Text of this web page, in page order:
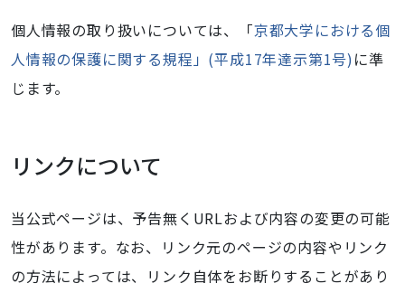
個人情報の取り扱いについては、「京都大学における個
人情報の保護に関する規程」(平成17年達示第1号)に準
じます。
リンクについて
当公式ページは、予告無くURLおよび内容の変更の可能
性があります。なお、リンク元のページの内容やリンク
の方法によっては、リンク自体をお断りすることがあり